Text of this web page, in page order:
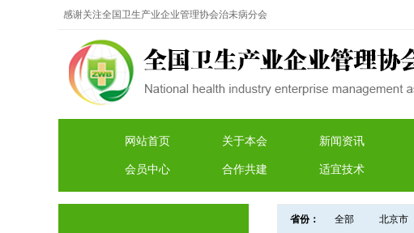
感谢关注全国卫生产业企业管理协会治未病分会
网站首页 关于本会 新闻资讯
会员中心 合作共建 适宜技术
省份： 全部 北京市